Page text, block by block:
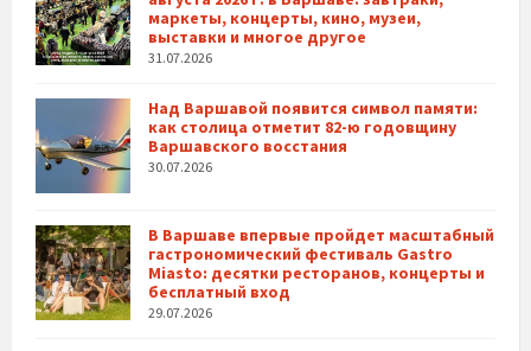
маркеты, концерты, кино, музеи,
выставки и многое другое
31.07.2026
Над Варшавой появится символ памяти:
как столица отметит 82-ю годовщину
Варшавского восстания
30.07.2026
В Варшаве впервые пройдет масштабный
гастрономический фестиваль Gastro
Miasto: десятки ресторанов, концерты и
бесплатный вход
29.07.2026